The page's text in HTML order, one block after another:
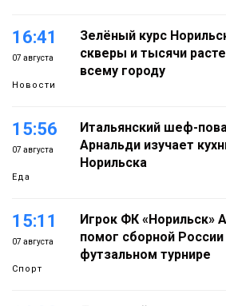
16:41
07 августа
Новости
Зелёный курс
скверы и тысячи
всему городу
15:56
07 августа
Еда
Итальянский шеф-
Арнальди изучает
Норильска
15:11
07 августа
Спорт
Игрок ФК «Норильск»
помог сборной
футзальном турнире